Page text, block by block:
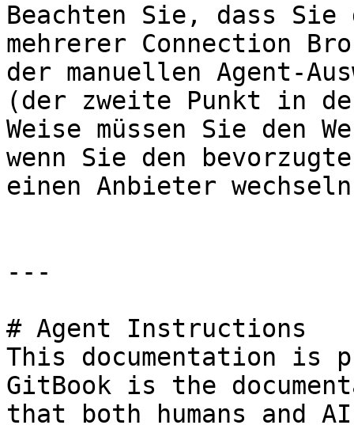
Beachten Sie, dass Sie
mehrerer Connection
der manuellen Agent-
(der zweite Punkt in
Weise müssen Sie den
wenn Sie den
einen Anbieter
---
# Agent Instructions
This documentation is
GitBook is the
that both humans and